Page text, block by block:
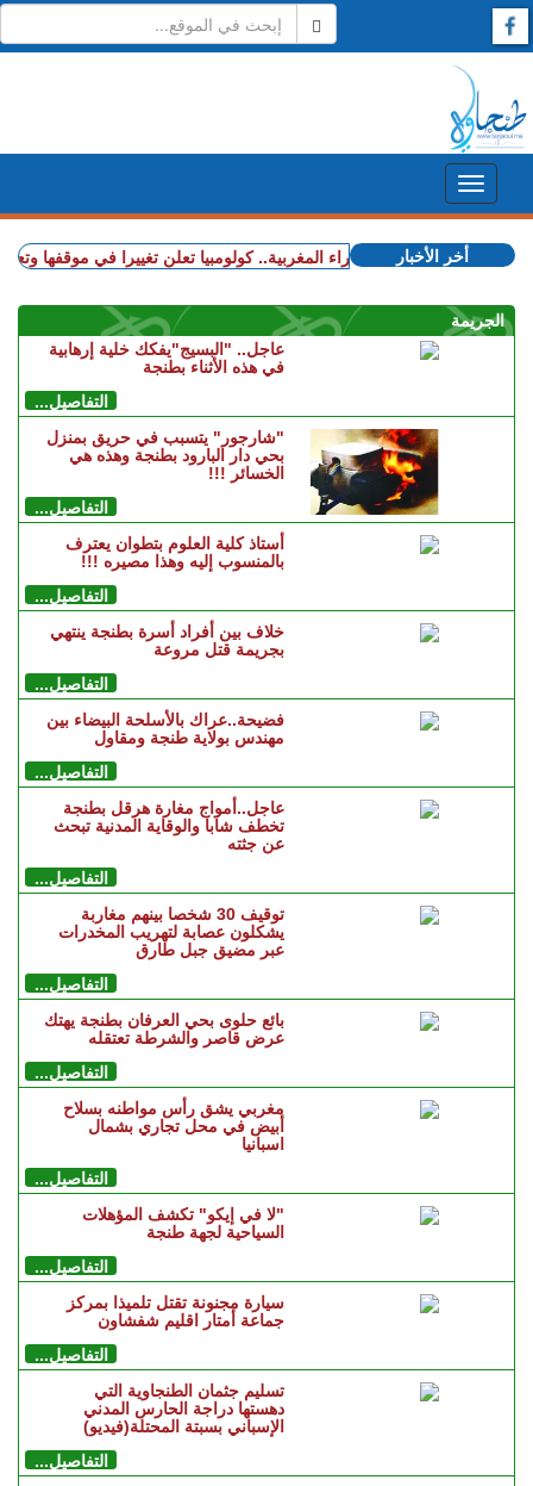
+ قضية الصحراء المغربية.. كولومبيا تعلن تغييرا في موقفها
أخر الأخبار
الجريمة
عاجل.. "البسيج"يفكك خلية إرهابية
في هذه الأثناء بطنجة
التفاصيل...
"شارجور" يتسبب في حريق بمنزل
بحي دار البارود بطنجة وهذه هي
الخسائر !!!
التفاصيل...
أستاذ كلية العلوم بتطوان يعترف
بالمنسوب إليه وهذا مصيره !!!
التفاصيل...
خلاف بين أفراد أسرة بطنجة ينتهي
بجريمة قتل مروعة
التفاصيل...
فضيحة..عراك بالأسلحة البيضاء بين
مهندس بولاية طنجة ومقاول
التفاصيل...
عاجل..أمواج مغارة هرقل بطنجة
تخطف شابا والوقاية المدنية تبحث
عن جثته
التفاصيل...
توقيف 30 شخصا بينهم مغاربة
يشكلون عصابة لتهريب المخدرات
عبر مضيق جبل طارق
التفاصيل...
بائع حلوى بحي العرفان بطنجة يهتك
عرض قاصر والشرطة تعتقله
التفاصيل...
مغربي يشق رأس مواطنه بسلاح
أبيض في محل تجاري بشمال
اسبانيا
التفاصيل...
"لا في إيكو" تكشف المؤهلات
السياحية لجهة طنجة
التفاصيل...
سيارة مجنونة تقتل تلميذا بمركز
جماعة أمتار اقليم شفشاون
التفاصيل...
تسليم جثمان الطنجاوية التي
دهستها دراجة الحارس المدني
الإسباني بسبتة المحتلة(فيديو)
التفاصيل...